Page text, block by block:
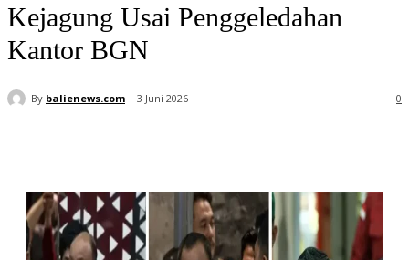
Kejagung Usai Penggeledahan
Kantor BGN
By balienews.com 3 Juni 2026 0